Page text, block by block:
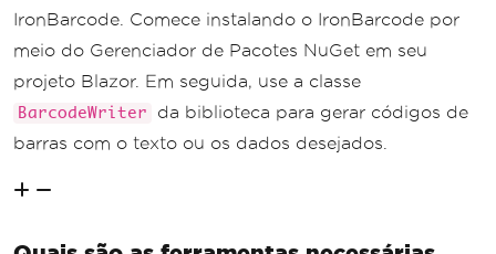
IronBarcode. Comece instalando o IronBarcode por
meio do Gerenciador de Pacotes NuGet em seu
projeto Blazor. Em seguida, use a classe
BarcodeWriter
da biblioteca para gerar códigos de
barras com o texto ou os dados desejados.